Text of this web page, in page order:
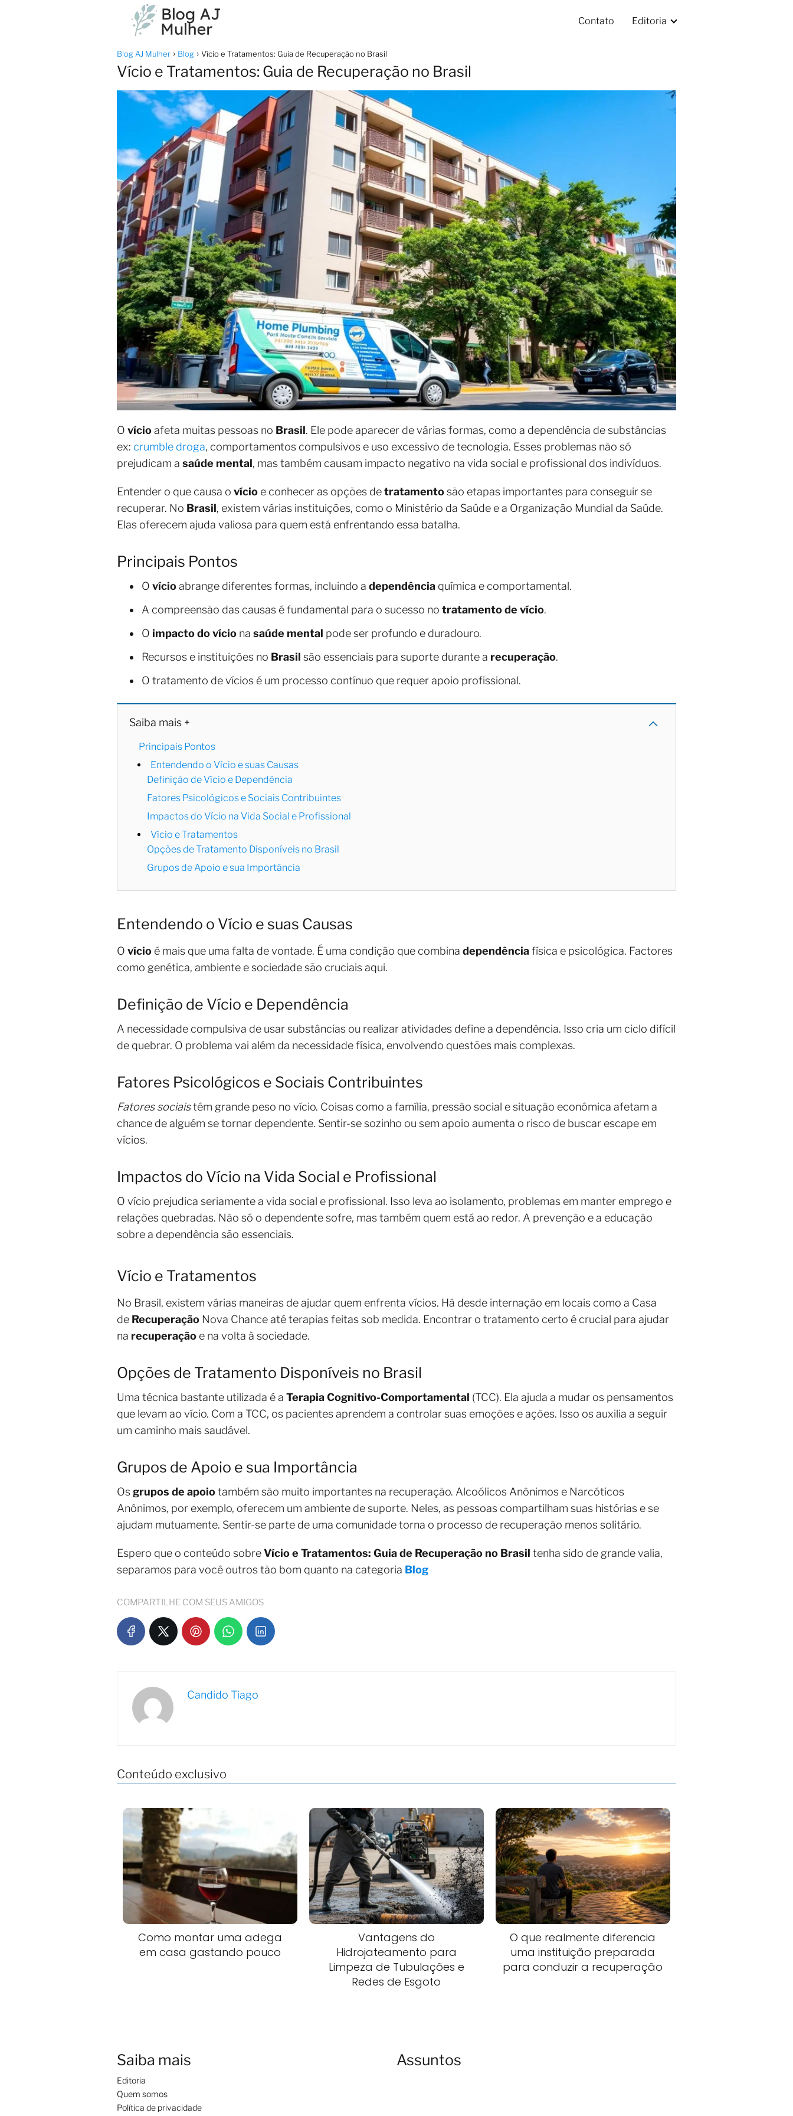
Contato Editoria
Blog AJ Mulher Blog Vício e Tratamentos: Guia de Recuperação no Brasil
Vício e Tratamentos: Guia de Recuperação no Brasil
O vícioafeta muitas pessoas no Brasil. Ele pode aparecer de várias formas, como a dependência de substâncias
ex: crumble droga, comportamentos compulsivos e uso excessivo de tecnologia. Esses problemas não só
prejudicam a saúde mental, mas também causam impacto negativo na vida social e profissional dos indivíduos.
Entender o que causa o vício e conhecer as opções detratamentosão etapas importantes para conseguir se
recuperar. No Brasil, existem várias instituições, como o Ministério da Saúde e a Organização Mundial da Saúde.
Elas oferecem ajuda valiosa para quem está enfrentando essa batalha.
Principais Pontos
O vícioabrange diferentes formas, incluindo a dependência química e comportamental.
A compreensão das causas é fundamental para o sucesso no tratamento de vício.
O impacto do vício na saúde mental pode ser profundo e duradouro.
Recursos e instituições no Brasil são essenciais para suporte durante a recuperação.
O tratamento de vícios é um processo contínuo que requer apoio profissional.
Saiba mais +
Principais Pontos
Entendendo o Vício e suas Causas
Definição de Vício e Dependência
Fatores Psicológicos e Sociais Contribuintes
Impactos do Vício na Vida Social e Profissional
Vício e Tratamentos
Opções de Tratamento Disponíveis no Brasil
Grupos de Apoio e sua Importância
Entendendo o Vício e suas Causas
O vício é mais que uma falta de vontade. É uma condição que combina dependênciafísica e psicológica. Factores
como genética, ambiente e sociedade são cruciais aqui.
Definição de Vício e Dependência
A necessidade compulsiva de usar substâncias ou realizar atividades define a dependência. Isso cria um ciclo difícil
de quebrar. O problema vai além da necessidade física, envolvendo questões mais complexas.
Fatores Psicológicos e Sociais Contribuintes
Fatores sociaistêm grande peso no vício. Coisas como a família, pressão social e situação econômica afetam a
chance de alguém se tornar dependente. Sentir-se sozinho ou sem apoio aumenta o risco de buscar escape em
vícios.
Impactos do Vício na Vida Social e Profissional
O vício prejudica seriamente a vida social e profissional. Isso leva ao isolamento, problemas em manter emprego e
relações quebradas. Não só o dependente sofre, mas também quem está ao redor. A prevenção e a educação
sobre a dependência são essenciais.
Vício e Tratamentos
No Brasil, existem várias maneiras de ajudar quem enfrenta vícios. Há desde internação em locais como a Casa
de Recuperação Nova Chance até terapias feitas sob medida. Encontrar o tratamento certo é crucial para ajudar
na recuperação e na volta à sociedade.
Opções de Tratamento Disponíveis no Brasil
Uma técnica bastante utilizada é a Terapia Cognitivo-Comportamental (TCC). Ela ajuda a mudar os pensamentos
que levam ao vício. Com a TCC, os pacientes aprendem a controlar suas emoções e ações. Isso os auxilia a seguir
um caminho mais saudável.
Grupos de Apoio e sua Importância
Osgrupos de apoiotambém são muito importantes na recuperação. Alcoólicos Anônimos e Narcóticos
Anônimos, por exemplo, oferecem um ambiente de suporte. Neles, as pessoas compartilham suas histórias e se
ajudam mutuamente. Sentir-se parte de uma comunidade torna o processo de recuperação menos solitário.
Espero que o conteúdo sobreVício e Tratamentos: Guia de Recuperação no Brasil tenha sido de grande valia,
separamos para você outros tão bom quanto na categoria Blog
COMPARTILHE COM SEUS AMIGOS
Candido Tiago
Conteúdo exclusivo
Como montar uma adega
em casa gastando pouco
Vantagens do
Hidrojateamento para
Limpeza de Tubulações e
Redes de Esgoto
O que realmente diferencia
uma instituição preparada
para conduzir a recuperação
Saiba mais
Editoria
Quem somos
Política de privacidade
Assuntos